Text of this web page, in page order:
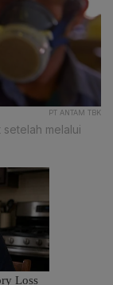
PT ANTAM TBK
melalui